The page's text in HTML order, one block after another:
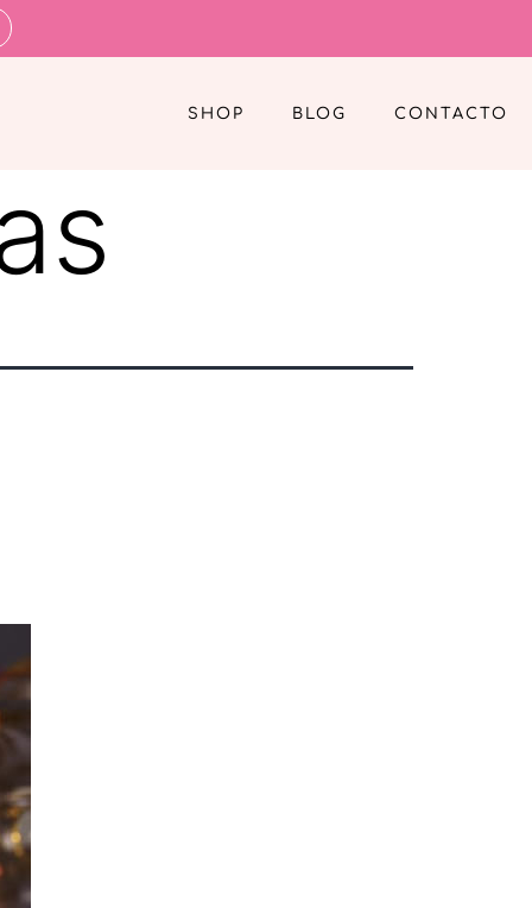
SHOP BLOG CONTACTO